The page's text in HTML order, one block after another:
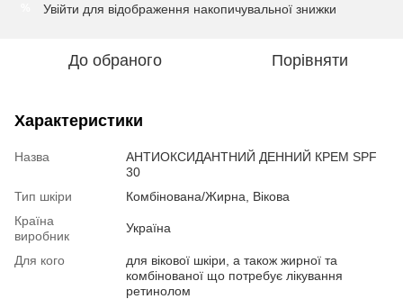
Увійти для відображення накопичувальної знижки
До обраного Порівняти
Характеристики
Назва
АНТИОКСИДАНТНИЙ ДЕННИЙ КРЕМ SPF
30
Тип шкіри
Комбінована/Жирна, Вікова
Країна
виробник
Україна
Для кого
для вікової шкіри, а також жирної та
комбінованої що потребує лікування
ретинолом